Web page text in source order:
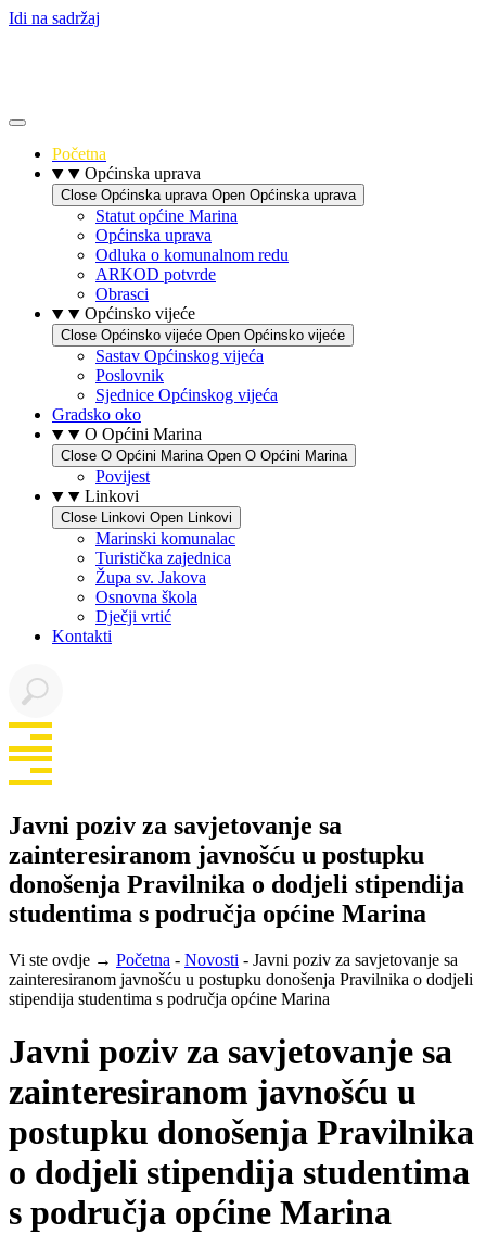
Idi na sadržaj
Početna
Općinska uprava
Close Općinska uprava Open Općinska uprava
Statut općine Marina
Općinska uprava
Odluka o komunalnom redu
ARKOD potvrde
Obrasci
Općinsko vijeće
Close Općinsko vijeće Open Općinsko vijeće
Sastav Općinskog vijeća
Poslovnik
Sjednice Općinskog vijeća
Gradsko oko
O Općini Marina
Close O Općini Marina Open O Općini Marina
Povijest
Linkovi
Close Linkovi Open Linkovi
Marinski komunalac
Turistička zajednica
Župa sv. Jakova
Osnovna škola
Dječji vrtić
Kontakti
Javni poziv za savjetovanje sa
zainteresiranom javnošću u postupku
donošenja Pravilnika o dodjeli stipendija
studentima s područja općine Marina
Vi ste ovdje → Početna - Novosti - Javni poziv za savjetovanje sa
zainteresiranom javnošću u postupku donošenja Pravilnika o dodjeli
stipendija studentima s područja općine Marina
Javni poziv za savjetovanje sa
zainteresiranom javnošću u
postupku donošenja Pravilnika
o dodjeli stipendija studentima
s područja općine Marina